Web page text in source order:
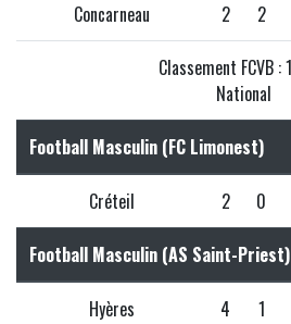
Concarneau 2 2
Classement FCVB :
National
Football Masculin (FC Limonest)
Créteil 2 0
Football Masculin (AS Saint-Priest)
Hyères 4 1